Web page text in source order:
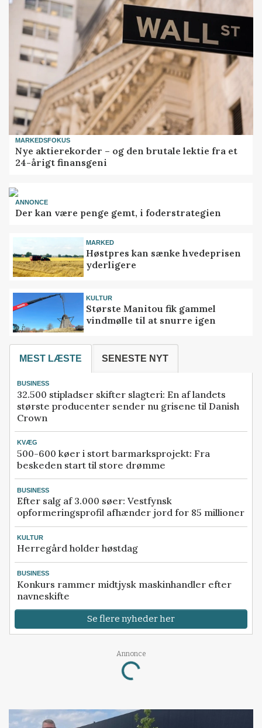
MARKEDSFOKUS
Nye aktierekorder – og den brutale lektie fra et
24-årigt finansgeni
ANNONCE
Der kan være penge gemt, i foderstrategien
MARKED
Høstpres kan sænke hvedeprisen
yderligere
KULTUR
Største Manitou fik gammel
vindmølle til at snurre igen
MEST LÆSTE SENESTE NYT
BUSINESS
32.500 stipladser skifter slagteri: En af landets
største producenter sender nu grisene til Danish
Crown
KVÆG
500-600 køer i stort barmarksprojekt: Fra
beskeden start til store drømme
BUSINESS
Efter salg af 3.000 søer: Vestfynsk
opformeringsprofil afhænder jord for 85 millioner
KULTUR
Herregård holder høstdag
BUSINESS
Konkurs rammer midtjysk maskinhandler efter
navneskifte
Se flere nyheder her
Annonce
Loading...